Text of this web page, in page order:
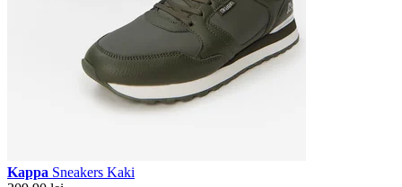
Kappa Sneakers Kaki